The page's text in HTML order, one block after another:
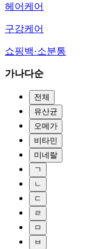
헤어케어
구강케어
쇼핑백·소분통
가나다순
전체
유산균
오메가
비타민
미네랄
ㄱ
ㄴ
ㄷ
ㄹ
ㅁ
ㅂ